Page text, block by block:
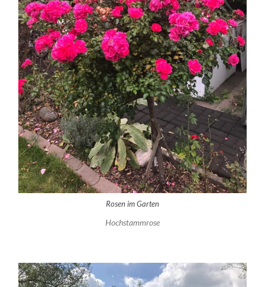
Rosen im Garten
Hochstammrose